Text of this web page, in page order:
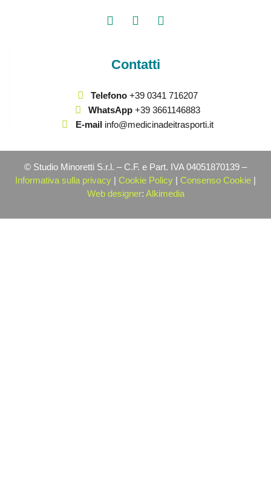
Contatti
Telefono +39 0341 716207
WhatsApp+39 3661146883
E-mailinfo@medicinadeitrasporti.it
© Studio Minoretti S.r.l. – C.F. e Part. IVA 04051870139 –
Informativa sulla privacy | Cookie Policy | Consenso Cookie |
Web designer: Alkimedia